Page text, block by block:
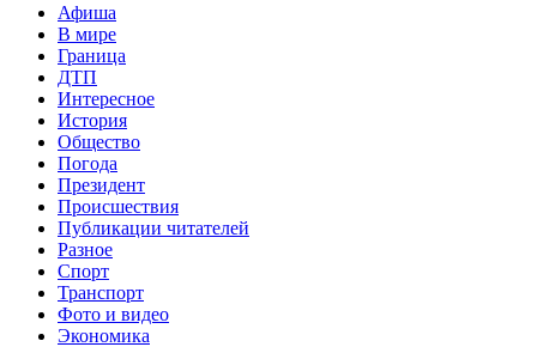
Афиша
В мире
Граница
ДТП
Интересное
История
Общество
Погода
Президент
Происшествия
Публикации читателей
Разное
Спорт
Транспорт
Фото и видео
Экономика